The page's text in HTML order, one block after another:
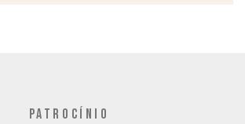
PATROCÍNIO